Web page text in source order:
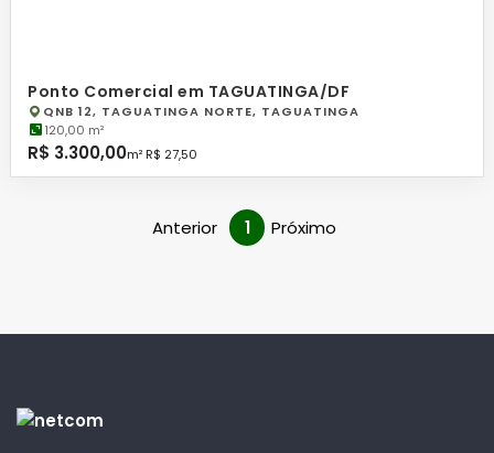
Ponto Comercial em TAGUATINGA/DF
QNB 12, TAGUATINGA NORTE, TAGUATINGA
120,00 m²
R$ 3.300,00m² R$ 27,50
Anterior 1 Próximo